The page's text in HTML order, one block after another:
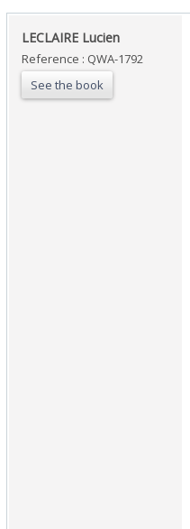
‎LECLAIRE Lucien ‎
Reference : QWA-1792
See the book